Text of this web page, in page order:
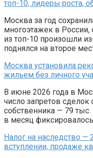
топ-10, лидеры роста,
Москва за год
многоэтажек в России,
из топ-10 произошли
поднялся на второе
Москва установила
жильем без личного
В июне 2026 года в
число запретов сделок
собственника — 79
в месяц
Налог на наследство —
вступлении, продаже